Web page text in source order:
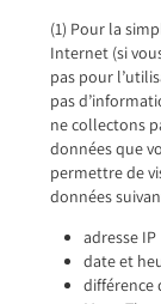
(1) Pour la
Internet (si
pas pour
pas
ne collectons
données que
permettre de
données
adresse IP
date et
différence